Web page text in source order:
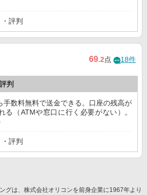
評判
69.2点 18件
判
手数料無料で送金できる。口座の残高が
る（ATMや窓口に行く必要がない）。
評判
グは、株式会社オリコンを前身企業に1967年より